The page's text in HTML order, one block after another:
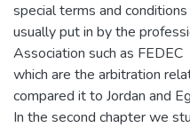
special terms and conditions
usually put in by the
Association such as FEDEC
which are the arbitration
compared it to Jordan and
In the second chapter we